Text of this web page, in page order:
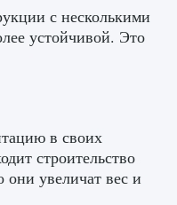
с несколькими
устойчивой. Это
в своих
строительство
увеличат вес и